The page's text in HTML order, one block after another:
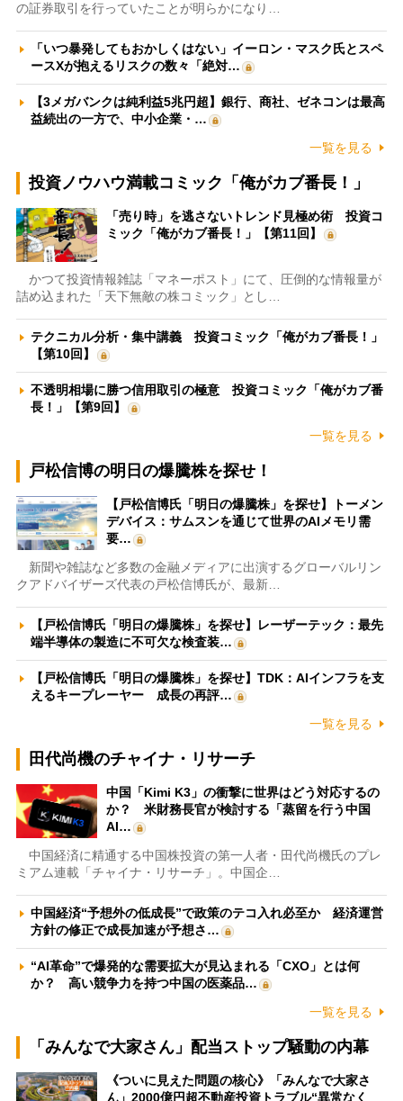
の証券取引を行っていたことが明らかになり…
「いつ暴発してもおかしくはない」イーロン・マスク氏とスペ
ースXが抱えるリスクの数々「絶対…
【3メガバンクは純利益5兆円超】銀行、商社、ゼネコンは最高
益続出の一方で、中小企業・…
一覧を見る
投資ノウハウ満載コミック「俺がカブ番長！」
「売り時」を逃さないトレンド見極め術 投資コ
ミック「俺がカブ番長！」【第11回】
かつて投資情報雑誌「マネーポスト」にて、圧倒的な情報量が
詰め込まれた「天下無敵の株コミック」とし…
テクニカル分析・集中講義 投資コミック「俺がカブ番長！」
【第10回】
不透明相場に勝つ信用取引の極意 投資コミック「俺がカブ番
長！」【第9回】
一覧を見る
戸松信博の明日の爆騰株を探せ！
【戸松信博氏「明日の爆騰株」を探せ】トーメン
デバイス：サムスンを通じて世界のAIメモリ需
要…
新聞や雑誌など多数の金融メディアに出演するグローバルリン
クアドバイザーズ代表の戸松信博氏が、最新…
【戸松信博氏「明日の爆騰株」を探せ】レーザーテック：最先
端半導体の製造に不可欠な検査装…
【戸松信博氏「明日の爆騰株」を探せ】TDK：AIインフラを支
えるキープレーヤー 成長の再評…
一覧を見る
田代尚機のチャイナ・リサーチ
中国「Kimi K3」の衝撃に世界はどう対応するの
か？ 米財務長官が検討する「蒸留を行う中国
AI…
中国経済に精通する中国株投資の第一人者・田代尚機氏のプレ
ミアム連載「チャイナ・リサーチ」。中国企…
中国経済“予想外の低成長”で政策のテコ入れ必至か 経済運営
方針の修正で成長加速が予想さ…
“AI革命”で爆発的な需要拡大が見込まれる「CXO」とは何
か？ 高い競争力を持つ中国の医薬品…
一覧を見る
「みんなで大家さん」配当ストップ騒動の内幕
《ついに見えた問題の核心》「みんなで大家さ
ん」2000億円超不動産投資トラブル“異常なく